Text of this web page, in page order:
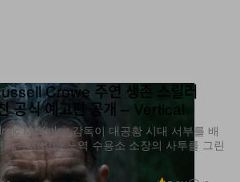
공식 예고편 공개 – Vertical
McKinley 감독이 대공황 시대 서부를 배
무자비한 노역 수용소 소장의 사투를 그린